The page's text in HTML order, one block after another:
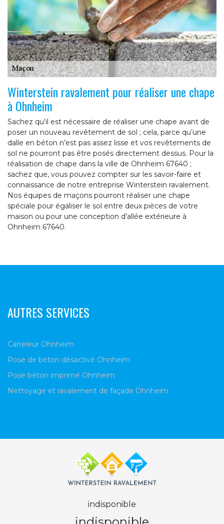
Winterstein ravalement pour réaliser une chape
à Ohnheim
Sachez qu’il est nécessaire de réaliser une chape avant de
poser un nouveau revêtement de sol ; cela, parce qu’une
dalle en béton n’est pas assez lisse et vos revêtements de
sol ne pourront pas être posés directement dessus. Pour la
réalisation de chape dans la ville de Ohnheim 67640 ;
sachez que, vous pouvez compter sur les savoir-faire et
connaissance de notre entreprise Winterstein ravalement.
Nos équipes de maçons pourront réaliser une chape
spéciale pour égaliser le sol entre deux pièces de votre
maison ou pour une conception d’allée extérieure à
Ohnheim 67640.
AUTRES SERVICES
Carreleur Ohnheim
Pose de béton désactivé Ohnheim
Pose béton imprimé Ohnheim
Nettoyage et ravalement de façade Ohnheim
indisponible